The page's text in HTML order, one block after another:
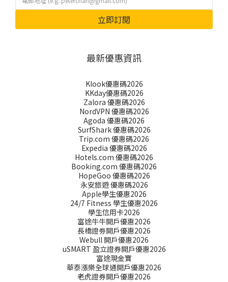
立即訂閱
最新優惠資訊
Klook優惠碼2026
KKday優惠碼2026
Zalora 優惠碼2026
NordVPN 優惠碼2026
Agoda 優惠碼2026
SurfShark 優惠碼2026
Trip.com 優惠碼2026
Expedia 優惠碼2026
Hotels.com 優惠碼2026
Booking.com 優惠碼2026
HopeGoo 優惠碼2026
永安旅遊 優惠碼2026
Apple學生優惠2026
24/7 Fitness 學生優惠2026
學生信用卡2026
富途牛牛開戶優惠2026
長橋證劵開戶優惠2026
Webull 開戶優惠2026
uSMART 盈立證券開戶優惠2026
富途現金寶
華泰漲樂全球通開戶優惠2026
老虎證券開戶優惠2026